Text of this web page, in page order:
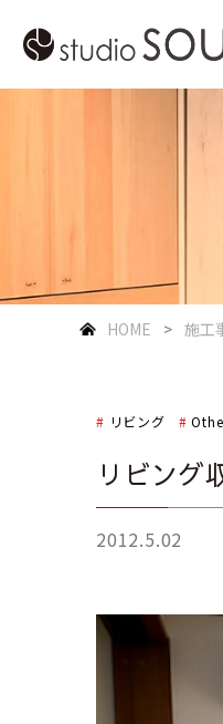
HOME 施工
リビング
リビング
2012.5.02